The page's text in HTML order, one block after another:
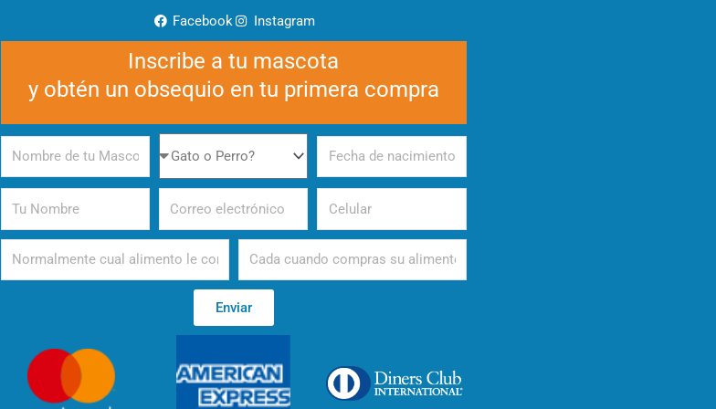
Facebook Instagram
Inscribe a tu mascota
y obtén un obsequio en tu primera compra
de
tu
Mascota
Perro
de
nacimiento
Alimento Periodicidad
Enviar